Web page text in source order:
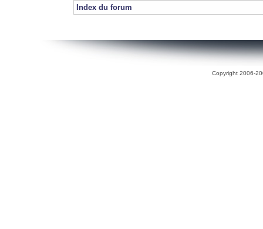
Index du forum
Copyright 2006-